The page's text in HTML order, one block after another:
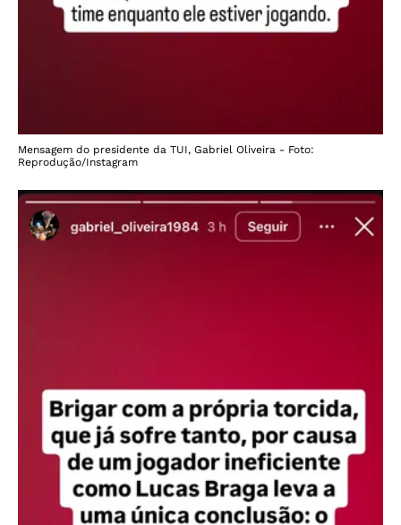
Mensagem do presidente da TUI, Gabriel Oliveira - Foto:
Reprodução/Instagram